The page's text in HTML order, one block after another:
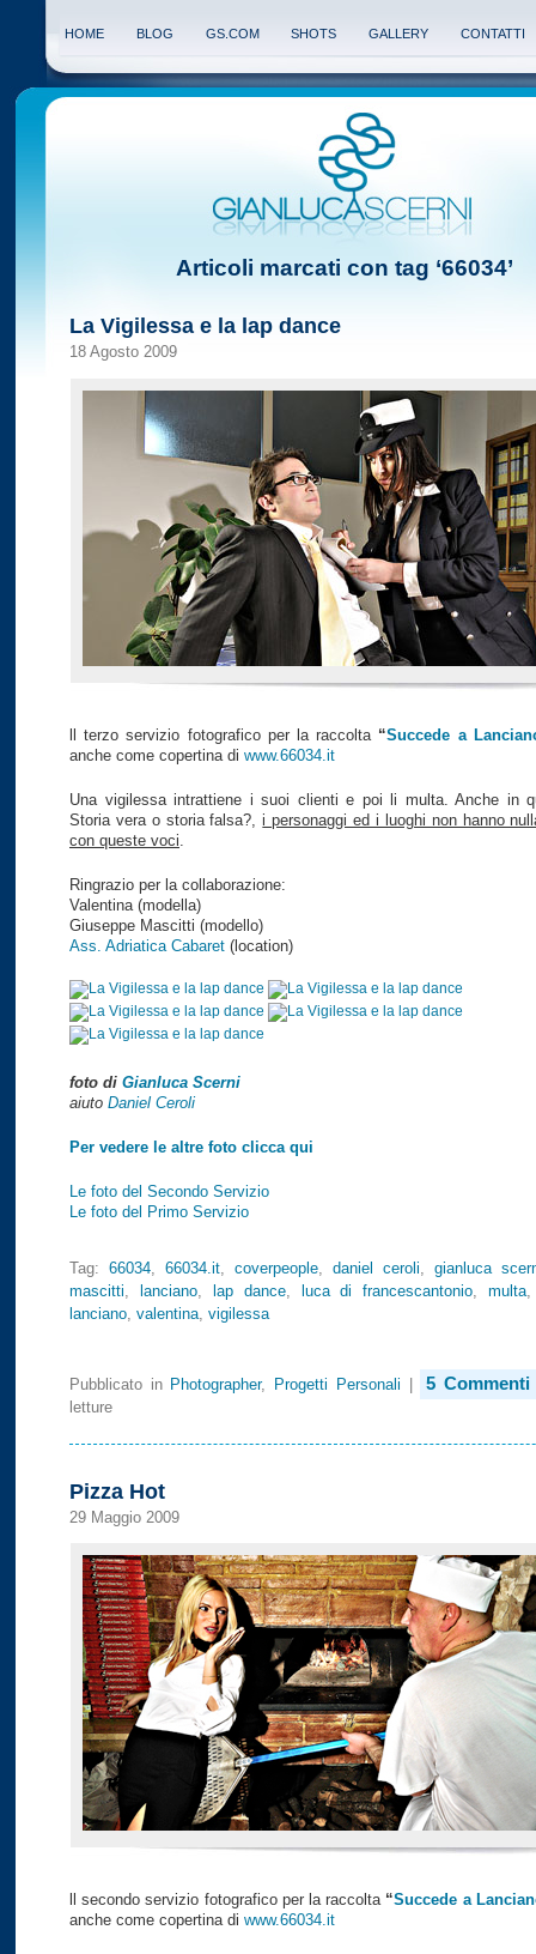
HOME BLOG GS.COM SHOTS GALLERY CONTATTI
Articoli marcati con tag ‘66034’
La Vigilessa e la lap dance
18 Agosto 2009
ll terzo servizio fotografico per la raccolta “Succede a
anche come copertina di www.66034.it
Una vigilessa intrattiene i suoi clienti e poi li multa. Anche in
Storia vera o storia falsa?,i personaggi ed i luoghi non hanno
con queste voci
Ringrazio per la collaborazione:
Valentina (modella)
Giuseppe Mascitti (modello)
Ass. Adriatica Cabaret (location)
foto di Gianluca Scerni
aiuto Daniel Ceroli
Per vedere le altre foto clicca qui
Le foto del Secondo Servizio
Le foto del Primo Servizio
Tag: 66034 66034.it coverpeople daniel ceroli
gianluca
mascitti
lanciano, lap dance, luca di francescantonio ,multa
lanciano valentina vigilessa
Pubblicato in Photographer, Progetti Personali 5 Commenti
letture
Pizza Hot
29 Maggio 2009
ll secondo servizio fotografico per la raccolta “Succede a
anche come copertina di www.66034.it